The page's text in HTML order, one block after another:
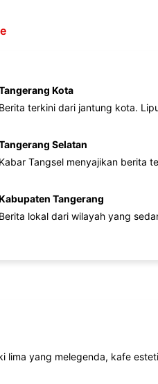
Kota
Berita terkini dari jantung kota.
Selatan
Kabar Tangsel menyajikan berita
Tangerang
Berita lokal dari wilayah yang
lima yang melegenda, kafe